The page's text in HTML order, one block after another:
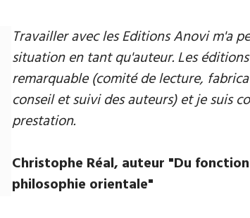
Travailler avec les Editions Anovi m'a
situation en tant qu'auteur. Les
remarquable (comité de lecture,
conseil et suivi des auteurs) et je suis
prestation.
Christophe Réal, auteur ​"Du
philosophie orientale"